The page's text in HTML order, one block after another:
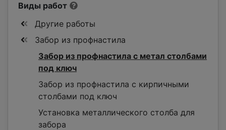
Виды работ
Другие работы
Забор из профнастила
Забор из профнастила с метал столбами
под ключ
Забор из профнастила с кирпичными
столбами под ключ
Установка металлического столба для
забора